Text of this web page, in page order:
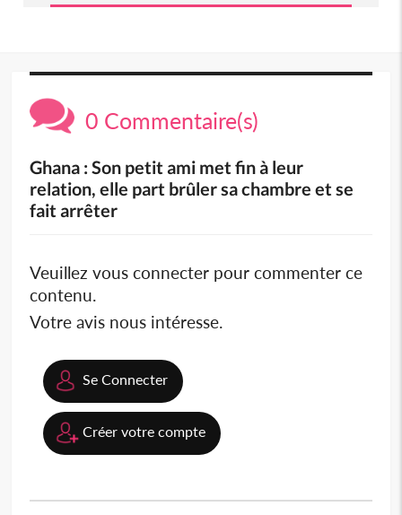
0 Commentaire(s)
Ghana : Son petit ami met fin à leur
relation, elle part brûler sa chambre et se
fait arrêter
Veuillez vous connecter pour commenter ce
contenu.
Votre avis nous intéresse.
Se Connecter
Créer votre compte